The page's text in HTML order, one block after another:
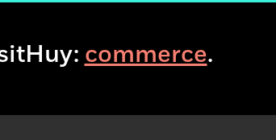
VisitHuy:bo.